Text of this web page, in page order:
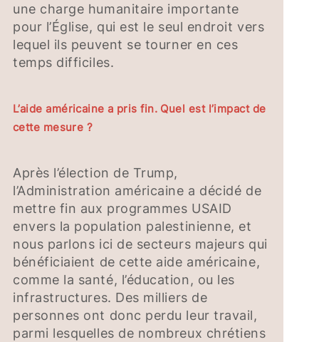
une charge humanitaire importante
pour l’Église, qui est le seul endroit vers
lequel ils peuvent se tourner en ces
temps difficiles.
L’aide américaine a pris fin. Quel est l’impact de
cette mesure ?
Après l’élection de Trump,
l’Administration américaine a décidé de
mettre fin aux programmes USAID
envers la population palestinienne, et
nous parlons ici de secteurs majeurs qui
bénéficiaient de cette aide américaine,
comme la santé, l’éducation, ou les
infrastructures. Des milliers de
personnes ont donc perdu leur travail,
parmi lesquelles de nombreux chrétiens